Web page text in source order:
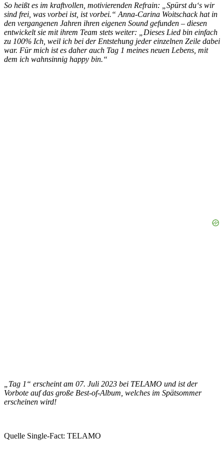
So heißt es im kraftvollen, motivierenden Refrain: „Spürst du‘s wir
sind frei, was vorbei ist, ist vorbei.“ Anna-Carina Woitschack hat in
den vergangenen Jahren ihren eigenen Sound gefunden – diesen
entwickelt sie mit ihrem Team stets weiter: „Dieses Lied bin einfach
zu 100% Ich, weil ich bei der Entstehung jeder einzelnen Zeile dabei
war. Für mich ist es daher auch Tag 1 meines neuen Lebens, mit
dem ich wahnsinnig happy bin.“
„Tag 1“ erscheint am 07. Juli 2023 bei TELAMO und ist der
Vorbote auf das große Best-of-Album, welches im Spätsommer
erscheinen wird!
Quelle Single-Fact: TELAMO